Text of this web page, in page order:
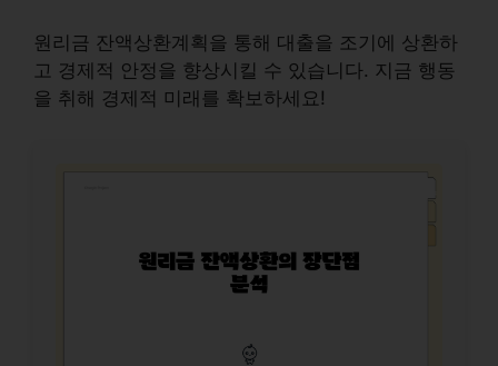
원리금 잔액상환계획을 통해 대출을 조기에 상환하
고 경제적 안정을 향상시킬 수 있습니다. 지금 행동
을 취해 경제적 미래를 확보하세요!